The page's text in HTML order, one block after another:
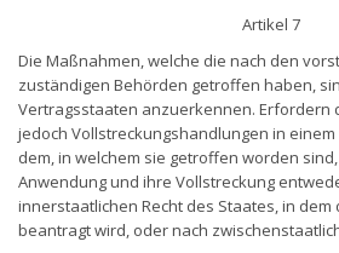
Artikel 7
Die Maßnahmen, welche die nach den
zuständigen Behörden getroffen haben,
Vertragsstaaten anzuerkennen. Erfordern
jedoch Vollstreckungshandlungen in
dem, in welchem sie getroffen worden
Anwendung und ihre Vollstreckung
innerstaatlichen Recht des Staates, in dem
beantragt wird, oder nach